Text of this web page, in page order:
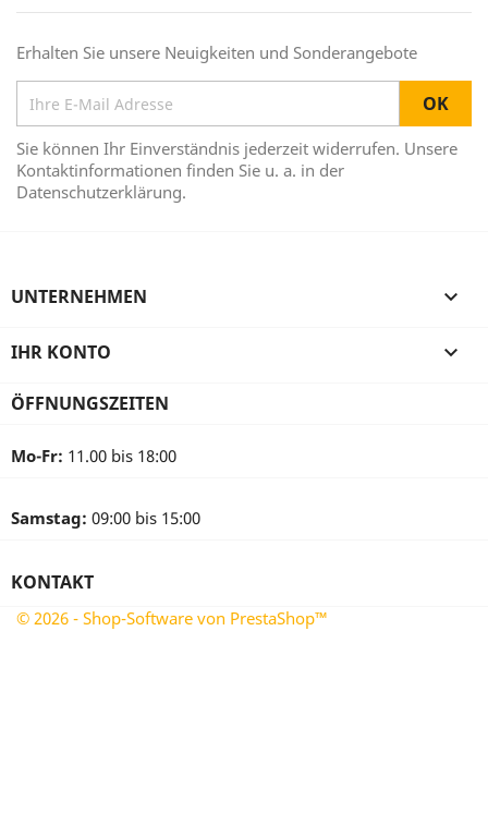
Erhalten Sie unsere Neuigkeiten und Sonderangebote
Sie können Ihr Einverständnis jederzeit widerrufen. Unsere
Kontaktinformationen finden Sie u. a. in der
Datenschutzerklärung.
UNTERNEHMEN 
IHR KONTO 
ÖFFNUNGSZEITEN
Mo-Fr: 11.00 bis 18:00
Samstag: 09:00 bis 15:00
KONTAKT
© 2026 - Shop-Software von PrestaShop™